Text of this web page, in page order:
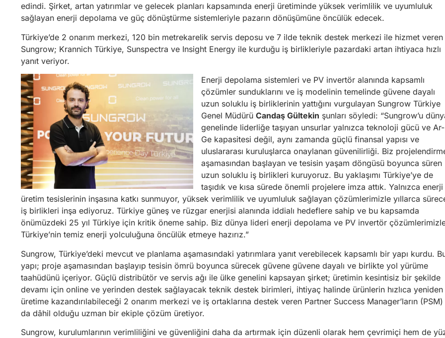
edindi. Şirket, artan yatırımlar ve gelecek planları kapsamında enerji üretiminde yüksek verimlilik ve uyumluluk
sağlayan enerji depolama ve güç dönüştürme sistemleriyle pazarın dönüşümüne öncülük edecek.
Türkiye’de 2 onarım merkezi, 120 bin metrekarelik servis deposu ve 7 ilde teknik destek merkezi ile hizmet veren
Sungrow; Krannich Türkiye, Sunspectra ve Insight Energy ile kurduğu iş birlikleriyle pazardaki artan ihtiyaca hızlı
yanıt veriyor.
Enerji depolama sistemleri ve PV invertör alanında kapsamlı
çözümler sunduklarını ve iş modelinin temelinde güvene dayalı
uzun soluklu iş birliklerinin yattığını vurgulayan Sungrow Türkiye
Genel Müdürü Candaş Gültekin şunları söyledi: “Sungrow’u
genelinde liderliğe taşıyan unsurlar yalnızca teknoloji gücü ve Ar-
Ge kapasitesi değil, aynı zamanda güçlü finansal yapısı ve
uluslararası kuruluşlarca onaylanan güvenilirliği. Biz
aşamasından başlayan ve tesisin yaşam döngüsü boyunca süren
uzun soluklu iş birlikleri kuruyoruz. Bu yaklaşımı Türkiye’ye de
taşıdık ve kısa sürede önemli projelere imza attık. Yalnızca enerji
üretim tesislerinin inşasına katkı sunmuyor, yüksek verimlilik ve uyumluluk sağlayan çözümlerimizle yıllarca
iş birlikleri inşa ediyoruz. Türkiye güneş ve rüzgar enerjisi alanında iddialı hedeflere sahip ve bu kapsamda
önümüzdeki 25 yıl Türkiye için kritik öneme sahip. Biz dünya lideri enerji depolama ve PV invertör
Türkiye’nin temiz enerji yolculuğuna öncülük etmeye hazırız.”
Sungrow, Türkiye’deki mevcut ve planlama aşamasındaki yatırımlara yanıt verebilecek kapsamlı bir yapı kurdu.
yapı; proje aşamasından başlayıp tesisin ömrü boyunca sürecek güvene güvene dayalı ve birlikte yol yürüme
taahüdünü içeriyor. Güçlü distribütör ve servis ağı ile ülke genelini kapsayan şirket; üretimin kesintisiz bir şekilde
devamı için online ve yerinden destek sağlayacak teknik destek birimleri, ihtiyaç halinde ürünlerin hızlıca yeniden
üretime kazandırılabileceği 2 onarım merkezi ve iş ortaklarına destek veren Partner Success Manager’ların (PSM)
da dâhil olduğu uzman bir ekiple çözüm üretiyor.
Sungrow, kurulumlarının verimliliğini ve güvenliğini daha da artırmak için düzenli olarak hem çevrimiçi hem de